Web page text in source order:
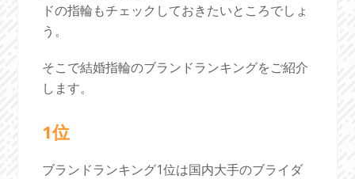
ドの指輪もチェックしておきたいところでしょ
う。
そこで結婚指輪のブランドランキングをご紹介
します。
1位
ブランドランキング1位は国内大手のブライダ